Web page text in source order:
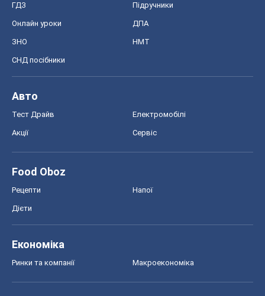
ГДЗ Підручники
Онлайн уроки ДПА
ЗНО НМТ
СНД посібники
Авто
Тест Драйв Електромобілі
Акції Сервіс
Food Oboz
Рецепти Напої
Дієти
Економіка
Ринки та компанії Макроекономіка